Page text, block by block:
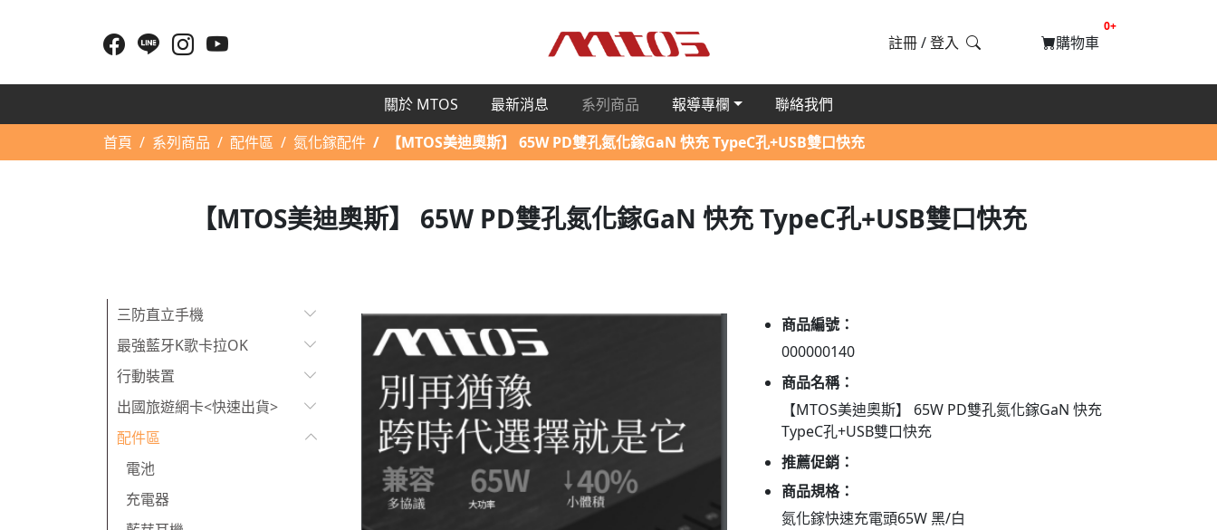
註冊/登入 購物車
0+提醒購物車數量
關於 MTOS 最新消息 系列商品 報導專欄
聯絡我們
首頁
系列商品 配件區 氮化鎵配件 【MTOS美迪奧斯】 65W PD雙孔氮化鎵GaN 快充 TypeC孔+USB雙口快充
【MTOS美迪奧斯】 65W PD雙孔氮化鎵GaN 快充 TypeC孔+USB雙口快充
三防直立手機
最強藍牙K歌卡拉OK
行動裝置
出國旅遊網卡<快速出貨>
配件區
電池
充電器
商品編號：
000000140
商品名稱：
【MTOS美迪奧斯】 65W PD雙孔氮化鎵GaN 快充
TypeC孔+USB雙口快充
推薦促銷：
商品規格：
氮化鎵快速充電頭65W 黑/白